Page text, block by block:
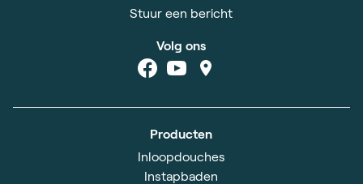
Stuur een bericht
Volg ons
Producten
Inloopdouches
Instapbaden